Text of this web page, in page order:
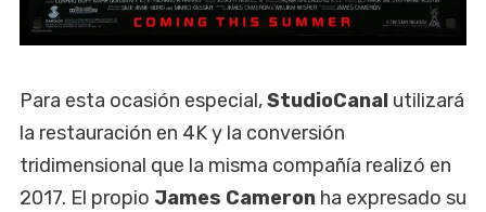
Para esta ocasión especial,StudioCanal utilizará
la restauración en 4K y la conversión
tridimensional que la misma compañía realizó en
2017. El propio James Cameron ha expresado su